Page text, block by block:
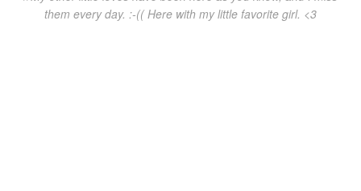
them every day. :-(( Here with my little favorite girl. <3